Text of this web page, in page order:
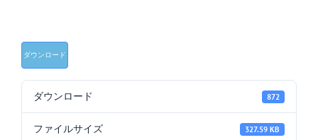
ダウンロード
ダウンロード 872
ファイルサイズ 327.59 KB